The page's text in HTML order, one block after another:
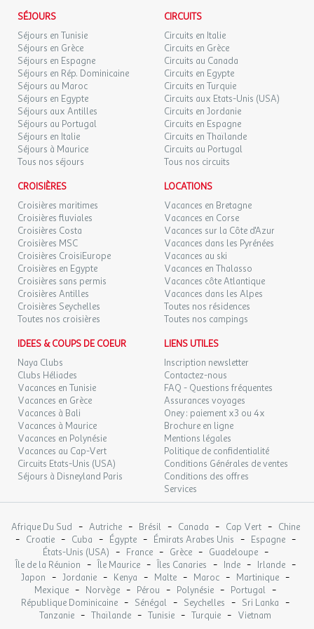
Pêche
Emplacement : Sur place
Ferme miniature
Dates d'ouverture : Ouvert toute la saison
Prix : Gratuit
Santé et Bien-être
Établissements de santé
Pharmacie
Etablissement
Les atouts de l'Établissement
Point fort 1 : Piscine couverte et chauffée
Point fort 2 : Situé sur l'itinéraire Loire à Vélo
Autres informations
Nombre d'emplacements : 99 emplacements
Nombre d'hébergement : 22 hébergements
Services
Divers
Connexion wifi : Wifi gratuit
Laverie : Payante
Marchand de tabac
Distance : 5km
Emplacement : En dehors de l'établissement
Boulangerie
Distance : 5km
Emplacement : En dehors de l'établissement
Station essence
l'agence et le voyagiste ne pourraient être considérés comme
responsables en cas de refus d'entrée sur le territoire par les
autorités locales. L'autorisation de sortie du territoire est
nécessaire pour tout mineur voyageant sans l'un de ses parents
titulaires de l'autorité parentale.
Exactitude des identités :
Les voyageurs doivent s'assurer de l'exactitude des identités
(noms de famille, nom de naissance, prénom, date de naissance,
etc.) de chaque participants au voyage.
06
LUN.
07
SEPT.
59 €
Retour le
08/09/2026
MAR.
08
SEPT.
59 €
Retour le
09/09/2026
MER.
09
SEPT.
59 €
Retour le
10
SEPT.
59 €/hébergement
11/09/2026
VEN.
11
SEPT.
59 €
Retour le
SÉJOURS
Séjours en Tunisie
Séjours en Grèce
Séjours en Espagne
Séjours en Rép. Dominicaine
Séjours au Maroc
Séjours en Egypte
Séjours aux Antilles
Séjours au Portugal
Séjours en Italie
Séjours à Maurice
Tous nos séjours
CIRCUITS
Circuits en Italie
Circuits en Grèce
Circuits au Canada
Circuits en Egypte
Circuits en Turquie
Circuits aux Etats-Unis (USA)
Circuits en Jordanie
Circuits en Espagne
Circuits en Thaïlande
Circuits au Portugal
Tous nos circuits
CROISIÈRES
Croisières maritimes
Croisières fluviales
Croisières Costa
Croisières MSC
Croisières CroisiEurope
Croisières en Egypte
Croisières sans permis
Croisières Antilles
Croisières Seychelles
Toutes nos croisières
LOCATIONS
Vacances en Bretagne
Vacances en Corse
Vacances sur la Côte d'Azur
Vacances dans les Pyrénées
Vacances au ski
Vacances en Thalasso
Vacances côte Atlantique
Vacances dans les Alpes
Toutes nos résidences
Toutes nos campings
IDEES & COUPS DE COEUR
Naya Clubs
Clubs Héliades
Vacances en Tunisie
Vacances en Grèce
Vacances à Bali
Vacances à Maurice
Vacances en Polynésie
Vacances au Cap-Vert
Circuits Etats-Unis (USA)
Séjours à Disneyland Paris
LIENS UTILES
Inscription newsletter
Contactez-nous
FAQ - Questions fréquentes
Assurances voyages
Oney : paiement x3 ou 4x
Brochure en ligne
Mentions légales
Politique de confidentialité
Conditions Générales de ventes
Conditions des offres
Services
Afrique Du Sud - Autriche - Brésil - Canada - Cap Vert - Chine
- Croatie - Cuba - Égypte - Émirats Arabes Unis - Espagne -
États-Unis (USA) - France - Grèce - Guadeloupe -
Île de la Réunion - Île Maurice - Îles Canaries - Inde - Irlande -
Japon - Jordanie - Kenya - Malte - Maroc - Martinique -
Mexique - Norvège - Pérou - Polynésie - Portugal -
République Dominicaine - Sénégal - Seychelles - Sri Lanka -
Tanzanie - Thaïlande - Tunisie - Turquie - Vietnam